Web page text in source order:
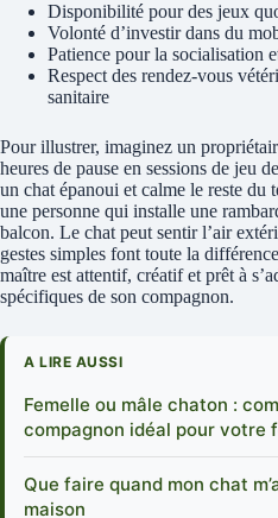
Disponibilité pour des jeux
Volonté d’investir dans du
Patience pour la socialisation
Respect des rendez-vous
sanitaire
Pour illustrer, imaginez un
heures de pause en sessions de jeu
un chat épanoui et calme le reste du
une personne qui installe une
balcon. Le chat peut sentir l’air
gestes simples font toute la
maître est attentif, créatif et prêt à
spécifiques de son compagnon.
A LIRE AUSSI
Femelle ou mâle chaton :
compagnon idéal pour votre
Que faire quand mon chat
maison